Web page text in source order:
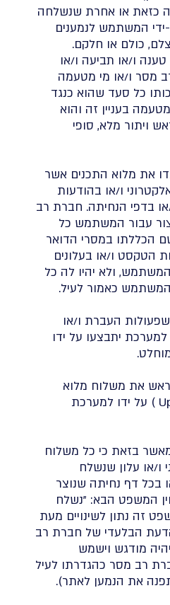
כזאת או אחרת שנשלחה
המשתמש לנמענים
כולם או חלקם.
ו/או תביעה ו/או
מסר ו/או מי מטעמה
כל סעד שהוא כנגד
בעניין זה והוא
ויתור מלא, סופי
את מלוא התכנים אשר
ו/או בהודעות
בדפי הנחיתה. חברת רב
עבור המשתמש כל
הכללתו במסרי הדואר
הטקסט ו/או בעלונים
ולא יהיו לה כל
המשתמש כאמור לעיל.
העברת ו/או
יתבצעו על ידו
את משלוח מלוא
התכנים שיועלו ( Upload ) על ידו למערכת
בזאת כי כל משלוח
ו/או עלון שנשלח
בכל דף נחיתה שנוצר
המשפט הבא: "נשלח
זה נתון לשינויים מעת
הבלעדי של חברת רב
מודגש וישמש
רב מסר כהגדרתו לעיל
את הנמען לאתר).